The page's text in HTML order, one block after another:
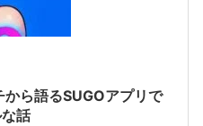
ら語るSUGOアプリで
話